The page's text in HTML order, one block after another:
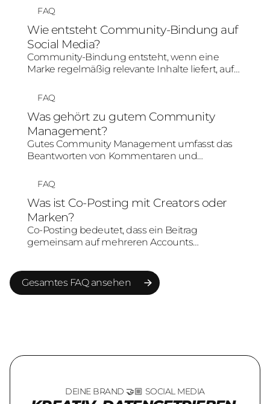
positive Markenmomente. Dazu können
schnelle Antworten, kreative Reaktionen,
Moderation und das Aufgreifen von
Community-Signalen gehören.
FAQ
Wie entsteht Community-Bindung auf
Social Media?
Community-Bindung entsteht, wenn eine
Marke regelmäßig relevante Inhalte liefert, auf
wiedererkennbare Rolle im Alltag der
Zielgruppe einnimmt. Entscheidend sind
Konsistenz, Dialog, glaubwürdige Tonalität und
Inhalte, die Nutzer wiederkommen lassen.
FAQ
Was gehört zu gutem Community
Management?
Gutes Community Management umfasst das
Beantworten von Kommentaren und
Moderieren von Diskussionen und das
Aktivieren der Community. Im Social-Media-
Marketing ist es ein wichtiger Hebel für
Vertrauen, Markenbindung und Sentiment.
FAQ
Was ist Co-Posting mit Creators oder
Marken?
Co-Posting bedeutet, dass ein Beitrag
gemeinsam auf mehreren Accounts
Reichweite, Glaubwürdigkeit und Community-
Nähe kombiniert werden.
Gesamtes FAQ ansehen
DEINE BRAND 🤝🏼 SOCIAL MEDIA